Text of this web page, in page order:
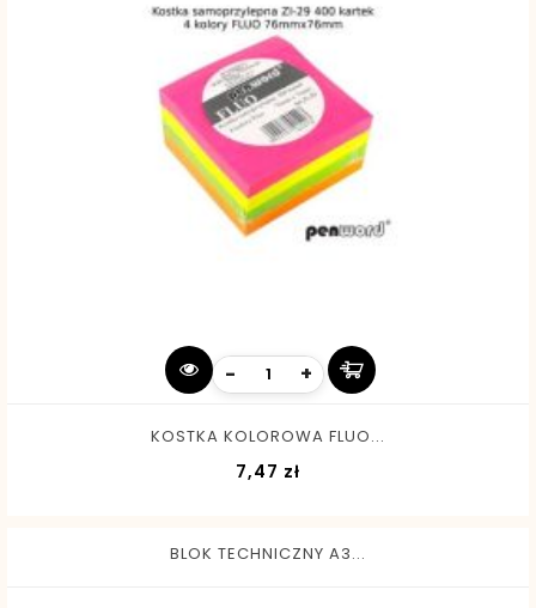
- +
KOSTKA KOLOROWA FLUO...
7,47 złCena
BLOK TECHNICZNY A3...